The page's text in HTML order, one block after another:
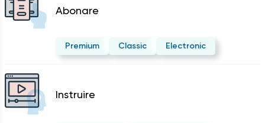
Abonare
Premium Classic Electronic
Instruire